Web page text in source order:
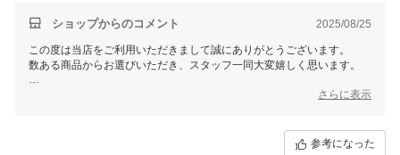
ショップからのコメント 2025/08/25
この度は当店をご利用いただきまして誠にありがとうございます。
数ある商品からお選びいただき、スタッフ一同大変嬉しく思います。
これからもお客様にご満足いただける商品をご提供できるようさらに表示
参考になった